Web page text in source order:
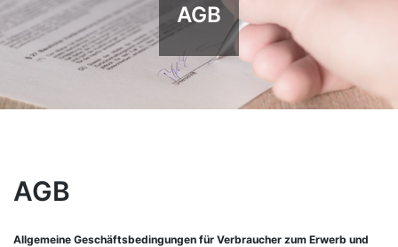
AGB
AGB
Allgemeine Geschäftsbedingungen für Verbraucher zum Erwerb und